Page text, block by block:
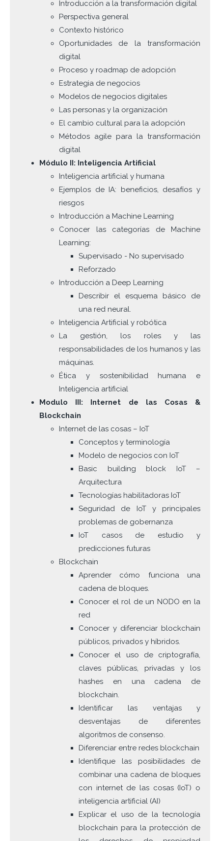
Introducción a la transformación digital
Perspectiva general
Contexto histórico
Oportunidades de la transformación
digital
Proceso y roadmap de adopción
Estrategia de negocios
Modelos de negocios digitales
Las personas y la organización
El cambio cultural para la adopción
Métodos agile para la transformación
digital
Módulo II: Inteligencia Artificial
Inteligencia artificial y humana
Ejemplos de IA: beneficios, desafíos y
riesgos
Introducción a Machine Learning
Conocer las categorías de Machine
Learning:
Supervisado - No supervisado
Reforzado
Introducción a Deep Learning
Describir el esquema básico de
una red neural.
Inteligencia Artificial y robótica
La gestión, los roles y las
responsabilidades de los humanos y las
máquinas.
Ética y sostenibilidad humana e
Inteligencia artificial
Modulo III: Internet de las Cosas &
Blockchain
Internet de las cosas – IoT
Conceptos y terminología
Modelo de negocios con IoT
Basic building block IoT –
Arquitectura
Tecnologías habilitadoras IoT
Seguridad de IoT y principales
problemas de gobernanza
IoT casos de estudio y
predicciones futuras
Blockchain
Aprender cómo funciona una
cadena de bloques.
Conocer el rol de un NODO en la
red
Conocer y diferenciar blockchain
públicos, privados y híbridos.
Conocer el uso de criptografía,
claves públicas, privadas y los
hashes en una cadena de
blockchain.
Identificar las ventajas y
desventajas de diferentes
algoritmos de consenso.
Diferenciar entre redes blockchain
Identifique las posibilidades de
combinar una cadena de bloques
con internet de las cosas (IoT) o
inteligencia artificial (AI)
Explicar el uso de la tecnología
blockchain para la protección de